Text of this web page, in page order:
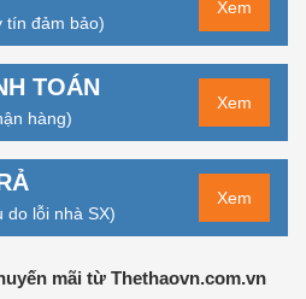
tín đảm bảo)
Xem
TOÁN
hàng)
Xem
do lỗi nhà SX)
Xem
mãi từ Thethaovn.com.vn